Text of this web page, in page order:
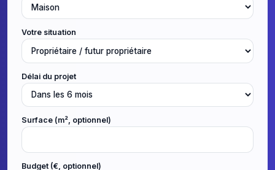
Votre situation
Délai du projet
Surface (m², optionnel)
Budget (€, optionnel)